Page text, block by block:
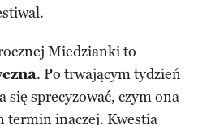
Miedzianki to
. Po trwającym tydzień
się sprecyzować, czym ona
termin inaczej. Kwestia